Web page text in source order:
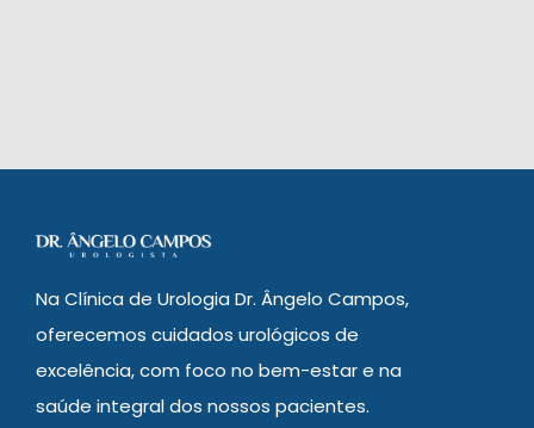
Na Clínica de Urologia Dr. Ângelo Campos,
oferecemos cuidados urológicos de
excelência, com foco no bem-estar e na
saúde integral dos nossos pacientes.